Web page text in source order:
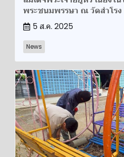
พระชนมพรรษา ณ วัดสำโรง
5 ส.ค. 2025
News